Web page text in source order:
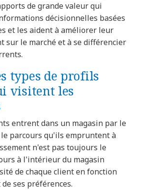
de grande valeur qui
décisionnelles basées
et les aident à améliorer leur
sur le marché et à se différencier
types de profils
visitent les
entrent dans un magasin par le
parcours qu'ils empruntent à
n'est pas toujours le
à l'intérieur du magasin
de chaque client en fonction
ses préférences.